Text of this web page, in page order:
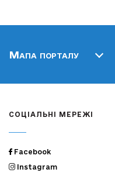
Мапа порталу
СОЦІАЛЬНІ МЕРЕЖІ
Facebook
Instagram